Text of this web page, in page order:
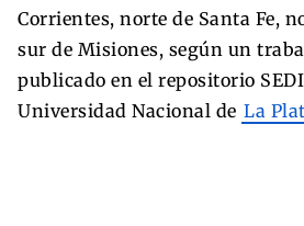
Corrientes, norte de Santa Fe,
sur de Misiones, según un
publicado en el repositorio
Universidad Nacional de La